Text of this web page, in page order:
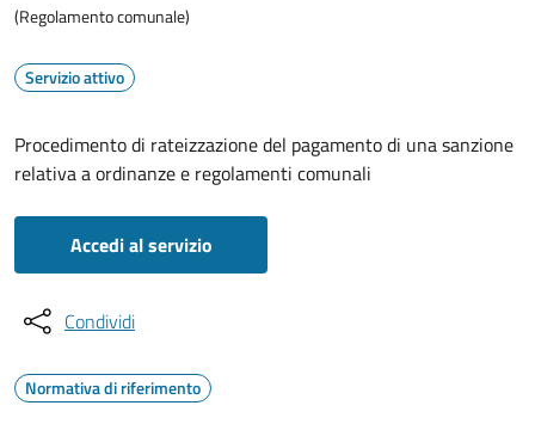
(Regolamento comunale)
Servizio attivo
Procedimento di rateizzazione del pagamento di una sanzione
relativa a ordinanze e regolamenti comunali
Accedi al servizio
Condividi
Normativa di riferimento